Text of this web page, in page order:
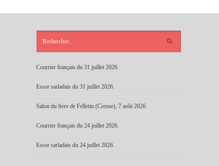
Courrier français du 31 juillet 2026.
Essor sarladais du 31 juillet 2026.
Salon du livre de Felletin (Creuse), 7 août 2026.
Courrier français du 24 juillet 2026.
Essor sarladais du 24 juillet 2026.